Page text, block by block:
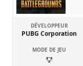
DÉVELOPPEUR
PUBG Corporation
MODE DE JEU